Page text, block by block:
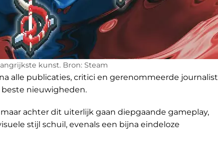
kunst. Bron: Steam
alle publicaties, critici en gerenommeerde
beste nieuwigheden.
achter dit uiterlijk gaan diepgaande gameplay,
stijl schuil, evenals een bijna eindeloze